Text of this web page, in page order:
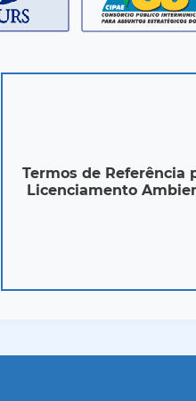
Termos de Referência
Licenciamento